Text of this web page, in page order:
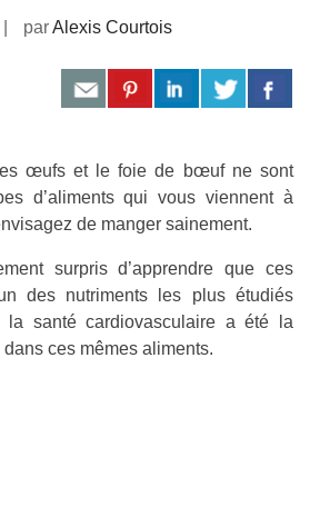
parAlexis Courtois
œufs et le foie de bœuf ne sont
d’aliments qui vous viennent à
de manger sainement.
surpris d’apprendre que ces
des nutriments les plus étudiés
santé cardiovasculaire a été la
ces mêmes aliments.